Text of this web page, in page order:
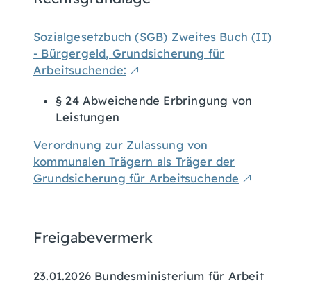
Sozialgesetzbuch (SGB) Zweites Buch (II)
- Bürgergeld, Grundsicherung für
Arbeitsuchende:
§ 24 Abweichende Erbringung von
Leistungen
Verordnung zur Zulassung von
kommunalen Trägern als Träger der
Grundsicherung für Arbeitsuchende
Freigabevermerk
23.01.2026 Bundesministerium für Arbeit